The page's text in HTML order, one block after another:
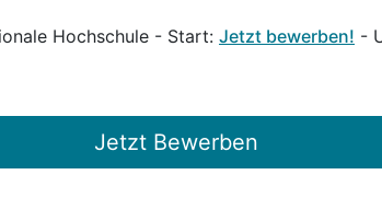
Hochschule - Start: Jetzt bewerben! -
Jetzt Bewerben